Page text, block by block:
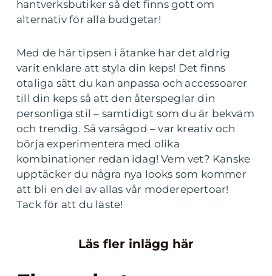
hantverksbutiker så det finns gott om
alternativ för alla budgetar!
Med de här tipsen i åtanke har det aldrig
varit enklare att styla din keps! Det finns
otaliga sätt du kan anpassa och accessoarer
till din keps så att den återspeglar din
personliga stil – samtidigt som du är bekväm
och trendig. Så varsågod – var kreativ och
börja experimentera med olika
kombinationer redan idag! Vem vet? Kanske
upptäcker du några nya looks som kommer
att bli en del av allas vår moderepertoar!
Tack för att du läste!
Läs fler inlägg här